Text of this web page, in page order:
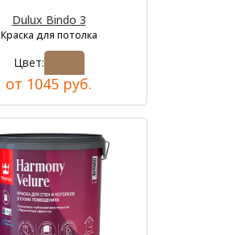
Dulux Bindo 3
Краска для потолка
Цвет:
от 1045 руб.